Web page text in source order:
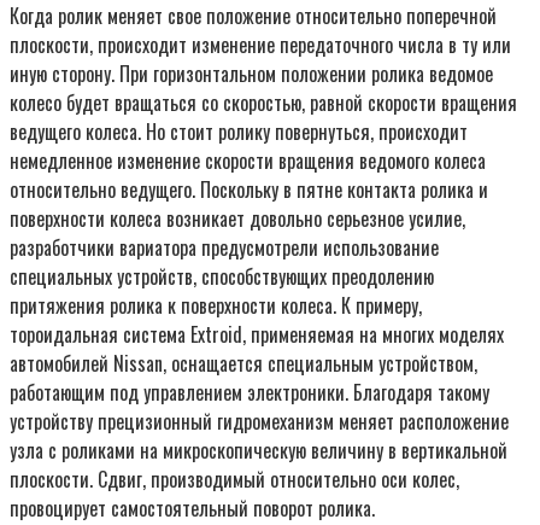
Когда ролик меняет свое положение относительно поперечной
плоскости, происходит изменение передаточного числа в ту или
иную сторону. При горизонтальном положении ролика ведомое
колесо будет вращаться со скоростью, равной скорости вращения
ведущего колеса. Но стоит ролику повернуться, происходит
немедленное изменение скорости вращения ведомого колеса
относительно ведущего. Поскольку в пятне контакта ролика и
поверхности колеса возникает довольно серьезное усилие,
разработчики вариатора предусмотрели использование
специальных устройств, способствующих преодолению
притяжения ролика к поверхности колеса. К примеру,
тороидальная система Extroid, применяемая на многих моделях
автомобилей Nissan, оснащается специальным устройством,
работающим под управлением электроники. Благодаря такому
устройству прецизионный гидромеханизм меняет расположение
узла с роликами на микроскопическую величину в вертикальной
плоскости. Сдвиг, производимый относительно оси колес,
провоцирует самостоятельный поворот ролика.